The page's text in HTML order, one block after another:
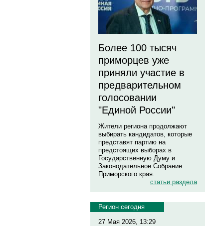
Более 100 тысяч
приморцев уже
приняли участие в
предварительном
голосовании
"Единой России"
Жители региона продолжают
выбирать кандидатов, которые
представят партию на
предстоящих выборах в
Государственную Думу и
Законодательное Собрание
Приморского края.
статьи раздела
Регион сегодня
27 Мая 2026, 13:29